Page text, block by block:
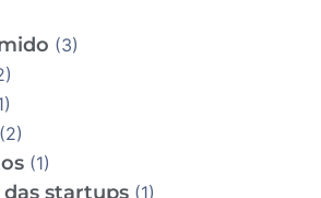
(3)
(2)
(1)
startups (1)